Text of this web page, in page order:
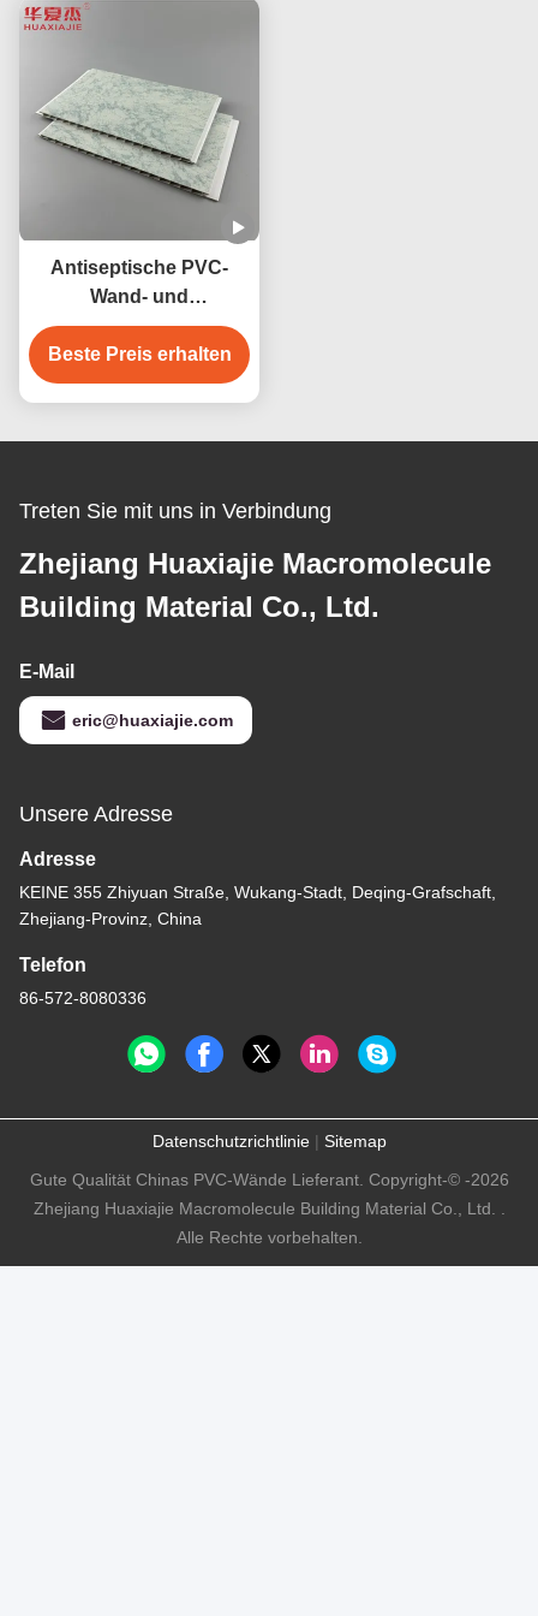
Antiseptische PVC-
Wand- und
Deckenplatten 250 mm
Breite Wasserdicht
Antikorrosive
Beste Preis erhalten
Treten Sie mit uns in Verbindung
Zhejiang Huaxiajie Macromolecule
Building Material Co., Ltd.
E-Mail
eric@huaxiajie.com
Unsere Adresse
Adresse
KEINE 355 Zhiyuan Straße, Wukang-Stadt, Deqing-Grafschaft,
Zhejiang-Provinz, China
Telefon
86-572-8080336
Datenschutzrichtlinie| Sitemap
Gute Qualität Chinas PVC-Wände Lieferant. Copyright-© -2026
Zhejiang Huaxiajie Macromolecule Building Material Co., Ltd. .
Alle Rechte vorbehalten.